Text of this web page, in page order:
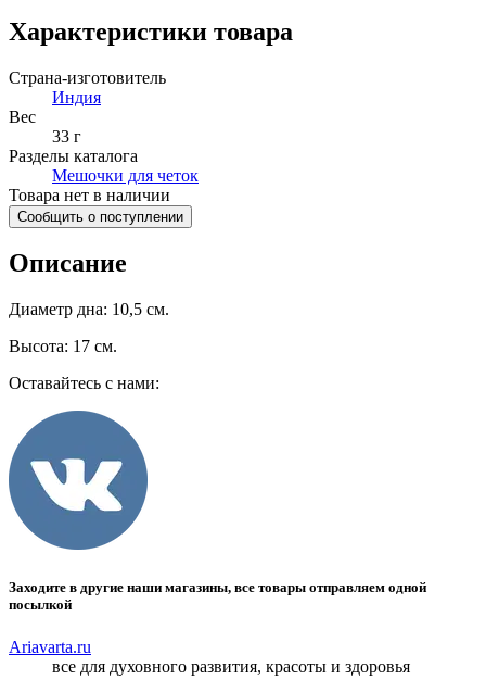
Характеристики товара
Страна-изготовитель
Индия
Вес
33 г
Разделы каталога
Мешочки для четок
Товара нет в наличии
Сообщить о поступлении
Описание
Диаметр дна: 10,5 см.
Высота: 17 см.
Оставайтесь с нами:
Заходите в другие наши магазины, все товары отправляем одной
посылкой
Ariavarta.ru
все для духовного развития, красоты и здоровья